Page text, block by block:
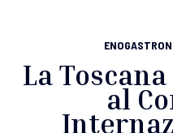
La
al